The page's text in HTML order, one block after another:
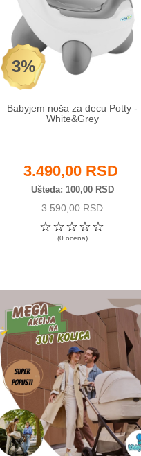
3%
Babyjem noša za decu Potty -
White&Grey
3.490,00 RSD
Ušteda 100,00 RSD
3.590,00 RSD
☆
☆
☆
☆
☆
(0 ocena)